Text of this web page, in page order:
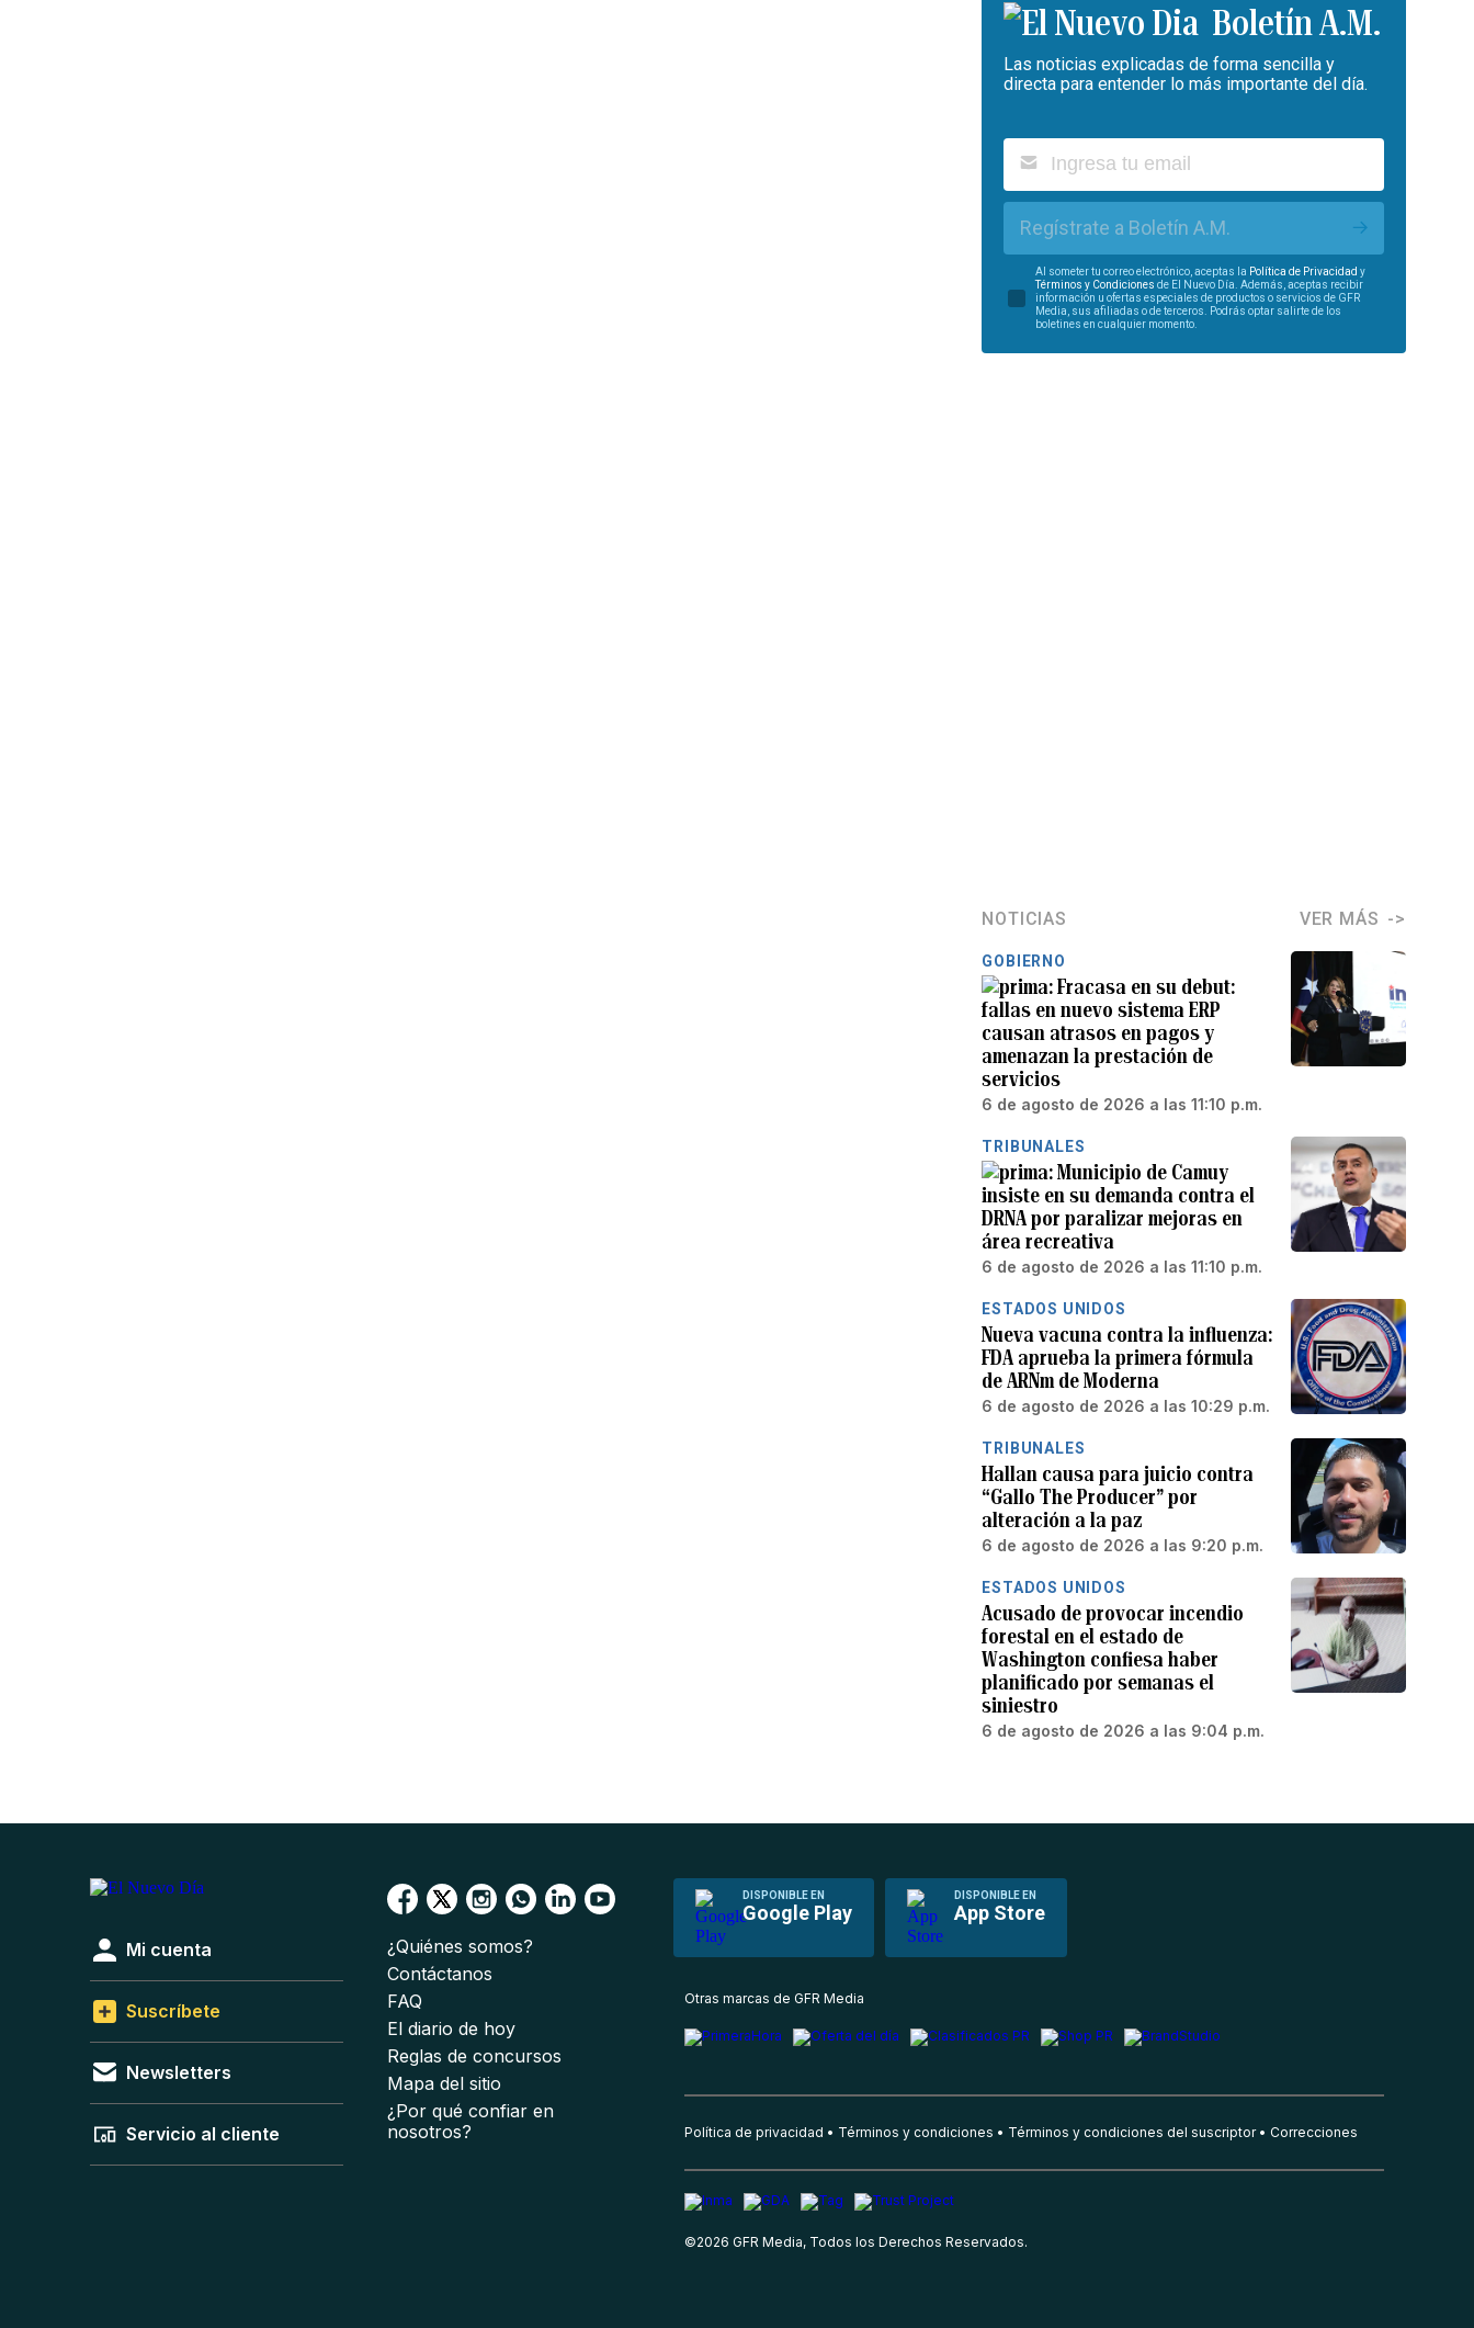
Boletín A.M.
Las noticias explicadas de forma sencilla y
directa para entender lo más importante del día.
Regístrate a Boletín A.M.
Al someter tu correo electrónico, aceptas la Política de Privacidad y
Términos y Condiciones de El Nuevo Día. Además, aceptas recibir
información u ofertas especiales de productos o servicios de GFR
Media, sus afiliadas o de terceros. Podrás optar salirte de los
boletines en cualquier momento.
NOTICIAS VER MÁS
GOBIERNO
Fracasa en su debut:
fallas en nuevo sistema ERP
causan atrasos en pagos y
amenazan la prestación de
servicios
6 de agosto de 2026 a las 11:10 p.m.
TRIBUNALES
Municipio de Camuy
insiste en su demanda contra el
DRNA por paralizar mejoras en
área recreativa
6 de agosto de 2026 a las 11:10 p.m.
ESTADOS UNIDOS
Nueva vacuna contra la influenza:
FDA aprueba la primera fórmula
de ARNm de Moderna
6 de agosto de 2026 a las 10:29 p.m.
TRIBUNALES
Hallan causa para juicio contra
“Gallo The Producer” por
alteración a la paz
6 de agosto de 2026 a las 9:20 p.m.
ESTADOS UNIDOS
Acusado de provocar incendio
forestal en el estado de
Washington confiesa haber
planificado por semanas el
siniestro
6 de agosto de 2026 a las 9:04 p.m.
DISPONIBLE EN
Google Play
DISPONIBLE EN
App Store
Mi cuenta
Suscríbete
Newsletters
Servicio al cliente
¿Quiénes somos?
Contáctanos
FAQ
El diario de hoy
Reglas de concursos
Mapa del sitio
¿Por qué confiar en
nosotros?
Otras marcas de GFR Media
Política de privacidad Términos y condiciones Términos y condiciones del suscriptor Correcciones
©2026 GFR Media, Todos los Derechos Reservados.